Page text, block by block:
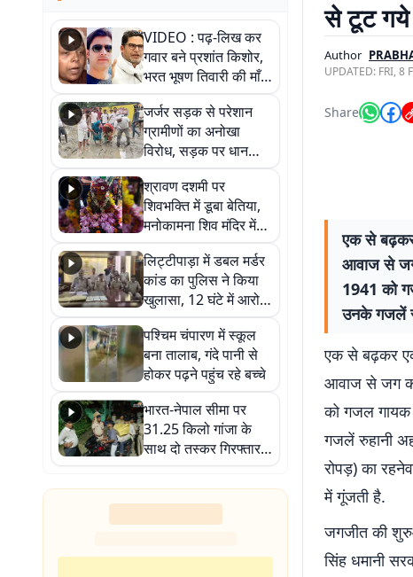
VIDEO : पढ़-लिख कर
गवार बने प्रशांत किशोर,
भरत भूषण तिवारी की माँ ने
कहा नहीं थी उम्मीद, बेटा
था तो किसी को बोलने की
नहीं थी हिम्मत
जर्जर सड़क से परेशान
ग्रामीणों का अनोखा
विरोध, सड़क पर धान
रोपकर और खाद डालकर
जताया आक्रोश
श्रावण दशमी पर
शिवभक्ति में डूबा बेतिया,
मनोकामना शिव मंदिर में
हुआ भव्य श्रृंगार
लिट्टीपाड़ा में डबल मर्डर
कांड का पुलिस ने किया
खुलासा, 12 घंटे में आरोपी
गिरफ्तार
पश्चिम चंपारण में स्कूल
बना तालाब, गंदे पानी से
होकर पढ़ने पहुंच रहे बच्चे
भारत-नेपाल सीमा पर
31.25 किलो गांजा के
साथ दो तस्कर गिरफ्तार,
नेपाली नंबर की बाइक
जब्त
से टूट
Author
UPDATED: FRI, 8
Share
एक से
आवाज से
1941 को
उनके गजलें
एक से बढ़कर
आवाज से जग
को गजल गायक
गजलें रुहानी
रोपड़) का
में गूंजती है.
जगजीत की
सिंह धमानी